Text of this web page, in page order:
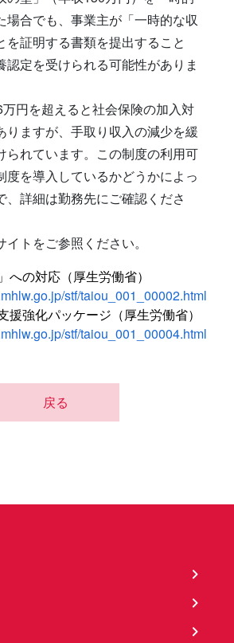
場合でも、事業主が「一時的な収
を証明する書類を提出すること
認定を受けられる可能性がありま
円を超えると社会保険の加入対
りますが、手取り収入の減少を緩
られています。この制度の利用可
度を導入しているかどうかによっ
、詳細は勤務先にご確認くださ
トをご参照ください。
への対応（厚生労働省）
stf/taiou_001_00002.html
援強化パッケージ（厚生労働省）
stf/taiou_001_00004.html
戻る